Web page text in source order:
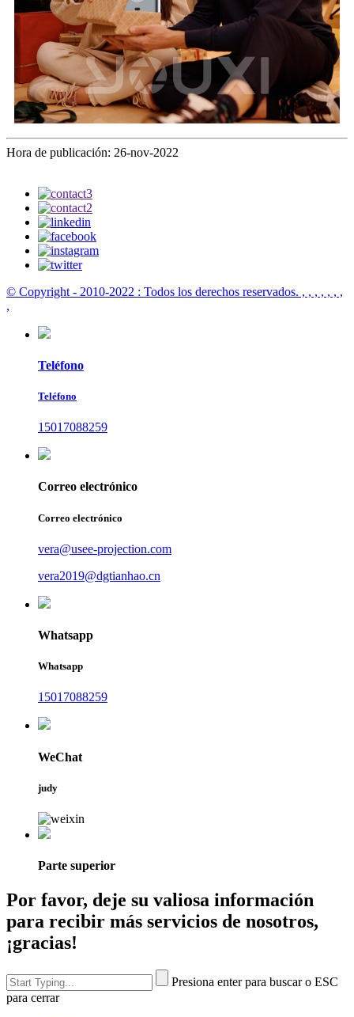
Hora de publicación: 26-nov-2022
© Copyright - 2010-2022 : Todos los derechos reservados. , , , , , , ,
,
Teléfono
Teléfono
15017088259
Correo electrónico
Correo electrónico
vera@usee-projection.com
vera2019@dgtianhao.cn
Whatsapp
Whatsapp
15017088259
WeChat
judy
Parte superior
Por favor, deje su valiosa información
para recibir más servicios de nosotros,
¡gracias!
Presiona enter para buscar o ESC
para cerrar